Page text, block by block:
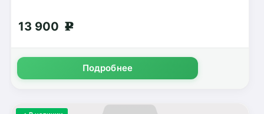
13 900 g
Подробнее